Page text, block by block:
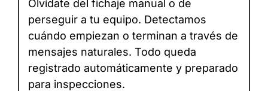
Olvídate del fichaje manual o de
perseguir a tu equipo. Detectamos
cuándo empiezan o terminan a través de
mensajes naturales. Todo queda
registrado automáticamente y preparado
para inspecciones.